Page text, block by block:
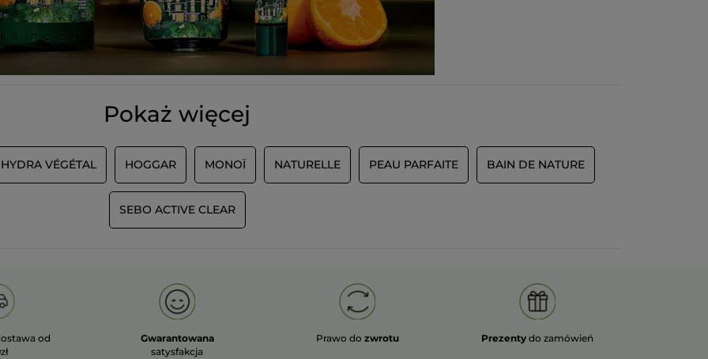
Pokaż więcej
HYDRA VÉGÉTAL HOGGAR MONOÏ NATURELLE PEAU PARFAITE BAIN DE NATURE
SEBO ACTIVE CLEAR
od
Gwarantowana
satysfakcja
Prawo do zwrotu Prezenty do zamówień